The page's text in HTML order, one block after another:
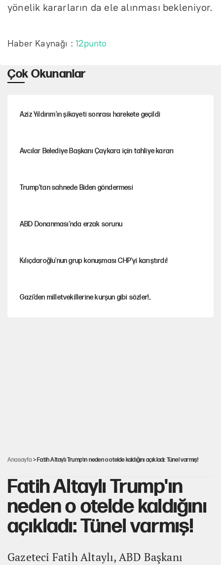
yönelik kararların da ele alınması bekleniyor.
Haber Kaynağı :12punto
Çok Okunanlar
Aziz Yıldırım’ın şikayeti sonrası harekete geçildi
Avcılar Belediye Başkanı Çaykara için tahliye kararı
Trump’tan sahnede Biden göndermesi
ABD Donanması’nda erzak sorunu
Kılıçdaroğlu'nun grup konuşması CHP'yi karıştırdı!
Gazi’den milletvekillerine kurşun gibi sözler!..
Anasayfa > Fatih Altaylı Trump'ın neden o otelde kaldığını açıkladı: Tünel varmış!
Fatih Altaylı Trump'ın
neden o otelde kaldığını
açıkladı: Tünel varmış!
Gazeteci Fatih Altaylı, ABD Başkanı